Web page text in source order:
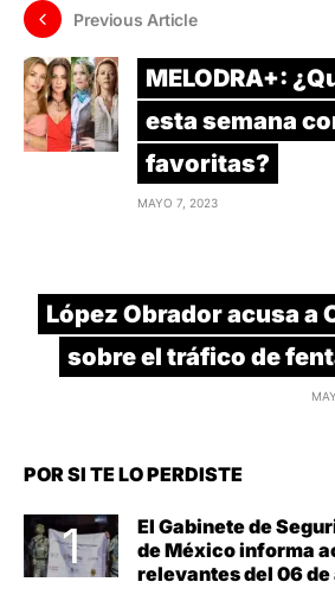
Previous Article
MELODRA+:
esta semana
favoritas?
MAYO 7, 2023
López Obrador acusa a
sobre el tráfico de
POR SI TE LO PERDISTE
El Gabinete de
de México informa
relevantes del 06